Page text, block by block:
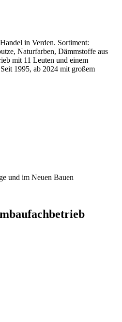
in Verden. Sortiment:
Naturfarben, Dämmstoffe aus
mit 11 Leuten und einem
1995, ab 2024 mit großem
und im Neuen Bauen